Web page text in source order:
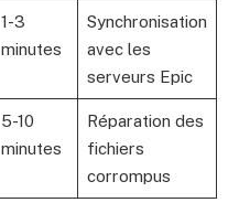
1-3
minutes
Synchronisation
avec les
serveurs Epic
5-10
minutes
Réparation des
fichiers
corrompus